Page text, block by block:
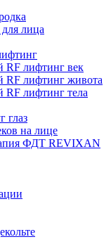
лица
RF лифтинг век
RF лифтинг живота
RF лифтинг тела
глаз
на лице
ФДТ REVIXAN